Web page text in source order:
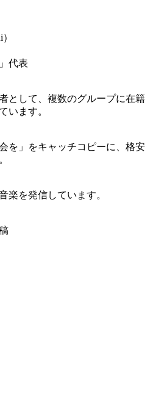
代表
として、複数のグループに在籍
います。
を」をキャッチコピーに、格安
楽を発信しています。